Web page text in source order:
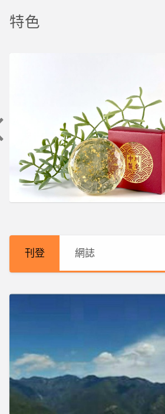
特色
烏
龍
烏
發,
梨
山
瓏
手
賣
惠
活
動
第
二
業
行
預
約
高
山
龍
茶
批
發
飾
品
批
發
刊登 網誌
合
龍
茶